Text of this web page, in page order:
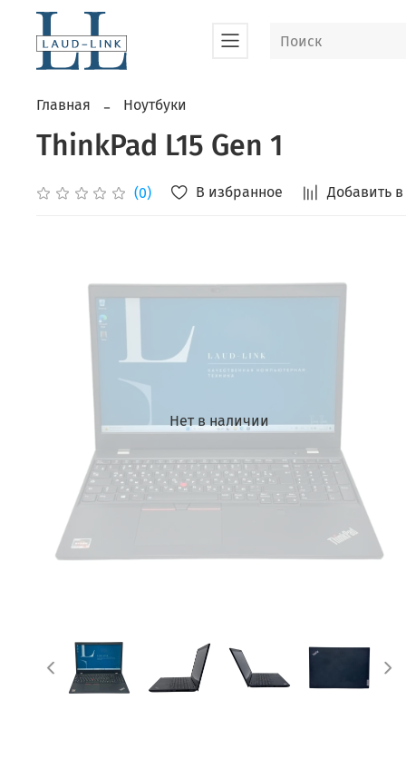
Главная Ноутбуки
ThinkPad L15 Gen 1
(0) В избранное Добавить
Нет в наличии